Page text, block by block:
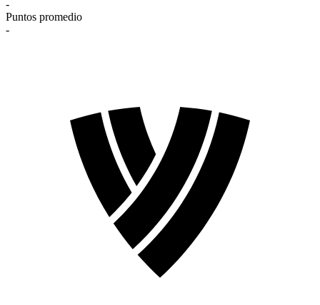
-
Puntos promedio
-